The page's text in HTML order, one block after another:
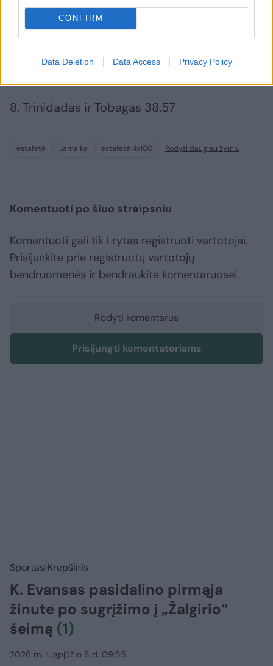
CONFIRM
Data Deletion Data Access Privacy Policy
6. Olandija 38.37 SB
7. Japonija 38.39
8. Trinidadas ir Tobagas 38.57
estafetė Jamaika estafetė 4x100 Rodyti daugiau žymių
Komentuoti po šiuo straipsniu
Komentuoti gali tik Lrytas registruoti vartotojai.
Prisijunkite prie registruotų vartotojų
bendruomenės ir bendraukite komentaruose!
Rodyti komentarus
Prisijungti komentatoriams
Sportas Krepšinis
K. Evansas pasidalino pirmąja
žinute po sugrįžimo į „Žalgirio“
šeimą (1)
2026 m. rugpjūčio 8 d. 09:55